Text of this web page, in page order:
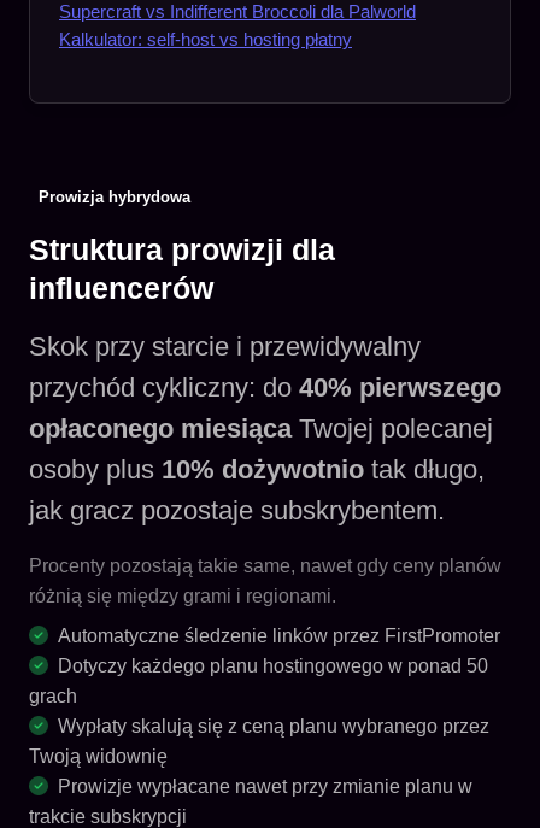
Supercraft vs Indifferent Broccoli dla Palworld
Kalkulator: self-host vs hosting płatny
Prowizja hybrydowa
Struktura prowizji dla
influencerów
Skok przy starcie i przewidywalny
przychód cykliczny: do 40% pierwszego
opłaconego miesiącaTwojej polecanej
osoby plus 10% dożywotnio tak długo,
jak gracz pozostaje subskrybentem.
Procenty pozostają takie same, nawet gdy ceny planów
różnią się między grami i regionami.
Automatyczne śledzenie linków przez FirstPromoter
Dotyczy każdego planu hostingowego w ponad 50
grach
Wypłaty skalują się z ceną planu wybranego przez
Twoją widownię
Prowizje wypłacane nawet przy zmianie planu w
trakcie subskrypcji